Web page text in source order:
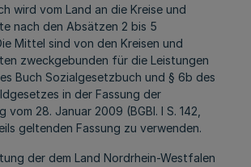
wird vom Land an die Kreise und
nach den Absätzen 2 bis 5
Mittel sind von den Kreisen und
zweckgebunden für die Leistungen
Buch Sozialgesetzbuch und § 6b des
in der Fassung der
vom 28. Januar 2009 (BGBl. I S. 142,
geltenden Fassung zu verwenden.
der dem Land Nordrhein-Westfalen